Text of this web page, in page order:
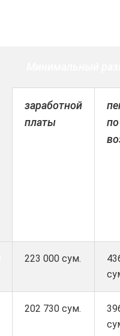
заработной
платы
по
223 000 сум.
202 730 сум.